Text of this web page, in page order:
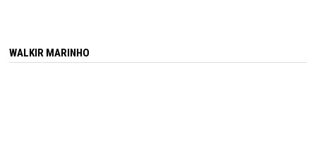
WALKIR MARINHO